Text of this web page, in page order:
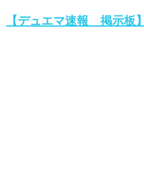
【デュエマ速報 掲示板】